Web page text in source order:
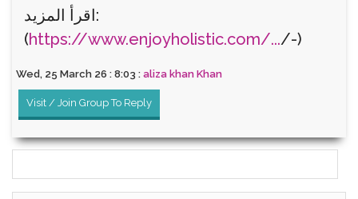
اقرأ المزيد:
(https://www.enjoyholistic.com/.../-)
Wed, 25 March 26 : 8:03 : aliza khan Khan
Visit / Join Group To Reply